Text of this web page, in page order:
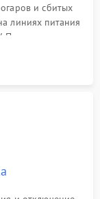
и сбитых
линиях питания
на
питания GPU и